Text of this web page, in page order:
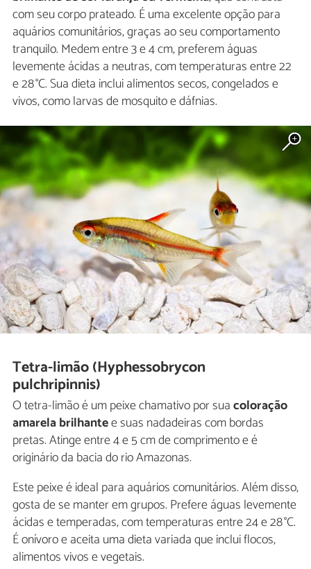
com seu corpo prateado. É uma excelente opção para
aquários comunitários, graças ao seu comportamento
tranquilo. Medem entre 3 e 4 cm, preferem águas
levemente ácidas a neutras, com temperaturas entre 22
e 28 °C. Sua dieta inclui alimentos secos, congelados e
vivos, como larvas de mosquito e dáfnias.
Tetra-limão (Hyphessobrycon
pulchripinnis)
O tetra-limão é um peixe chamativo por suacoloração
amarela brilhantee suas nadadeiras com bordas
pretas. Atinge entre 4 e 5 cm de comprimento e é
originário da bacia do rio Amazonas.
Este peixe é ideal para aquários comunitários. Além disso,
gosta de se manter em grupos. Prefere águas levemente
ácidas e temperadas, com temperaturas entre 24 e 28 °C.
É onívoro e aceita uma dieta variada que inclui flocos,
alimentos vivos e vegetais.